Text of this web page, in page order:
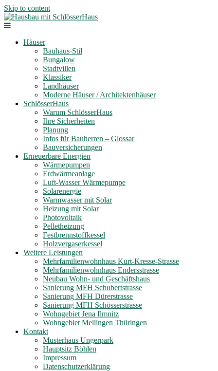
Skip to content
Häuser
Bauhaus-Stil
Bungalow
Stadtvillen
Klassiker
Landhäuser
Moderne Häuser / Architektenhäuser
SchlösserHaus
Warum SchlösserHaus
Ihre Sicherheiten
Planung
Infos für Bauherren – Glossar
Bauversicherungen
Erneuerbare Energien
Wärmepumpen
Erdwärmeanlage
Luft-Wasser Wärmepumpe
Solarenergie
Warmwasser mit Solar
Heizung mit Solar
Photovoltaik
Pelletheizung
Festbrennstoffkessel
Holzvergaserkessel
Weitere Leistungen
Mehrfamilienwohnhaus Kurt-Kresse-Strasse
Mehrfamilienwohnhaus Endersstrasse
Neubau Wohn- und Geschäftshaus
Sanierung MFH Schubertstrasse
Sanierung MFH Dürerstrasse
Sanierung MFH Schösserstrasse
Wohngebiet Jena Ilmnitz
Wohngebiet Mellingen Thüringen
Kontakt
Musterhaus Ungerpark
Hauptsitz Böhlen
Impressum
Datenschutzerklärung